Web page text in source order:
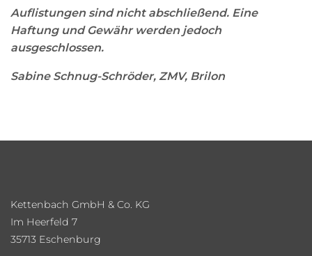
Auflistungen sind nicht abschließend. Eine
Haftung und Gewähr werden jedoch
ausgeschlossen.
Sabine Schnug-Schröder, ZMV, Brilon
Kettenbach GmbH & Co. KG
Im Heerfeld 7
35713 Eschenburg